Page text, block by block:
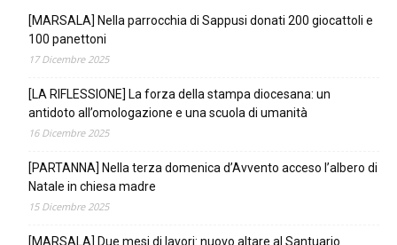
[MARSALA] Nella parrocchia di Sappusi donati 200 giocattoli e
100 panettoni
17 Dicembre 2025
[LA RIFLESSIONE] La forza della stampa diocesana: un
antidoto all’omologazione e una scuola di umanità
16 Dicembre 2025
[PARTANNA] Nella terza domenica d’Avvento acceso l’albero di
Natale in chiesa madre
15 Dicembre 2025
[MARSALA] Due mesi di lavori: nuovo altare al Santuario